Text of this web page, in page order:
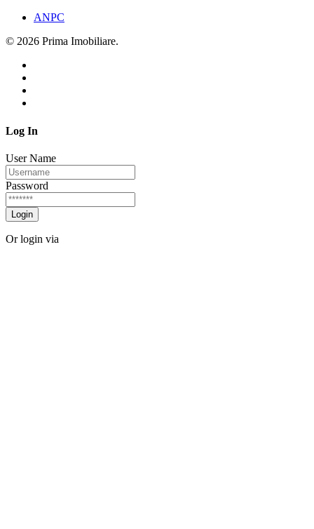
ANPC
© 2026 Prima Imobiliare.
Log In
User Name
Password
Login
Or login via